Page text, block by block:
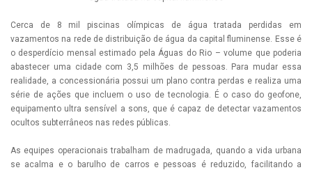
Cerca de 8 mil piscinas olímpicas de água tratada perdidas em
vazamentos na rede de distribuição de água da capital fluminense. Esse é
o desperdício mensal estimado pela Águas do Rio – volume que poderia
abastecer uma cidade com 3,5 milhões de pessoas. Para mudar essa
realidade, a concessionária possui um plano contra perdas e realiza uma
série de ações que incluem o uso de tecnologia. É o caso do geofone,
equipamento ultra sensível a sons, que é capaz de detectar vazamentos
ocultos subterrâneos nas redes públicas.
As equipes operacionais trabalham de madrugada, quando a vida urbana
se acalma e o barulho de carros e pessoas é reduzido, facilitando a